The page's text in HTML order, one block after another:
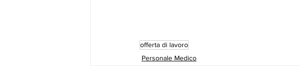
offerta di lavoro
Personale Medico